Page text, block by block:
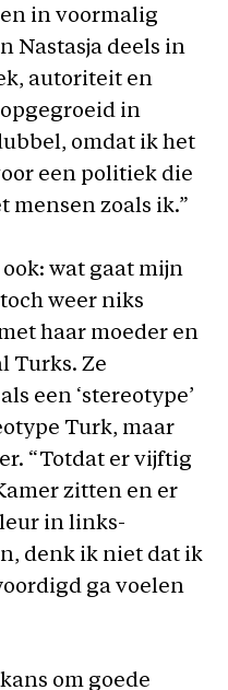
in voormalig
Nastasja deels in
autoriteit en
in
omdat ik het
een politiek die
mensen zoals ik.”
wat gaat mijn
weer niks
haar moeder en
Turks. Ze
een ‘stereotype’
Turk, maar
“Totdat er vijftig
zitten en er
in links-
denk ik niet dat ik
ga voelen
om goede